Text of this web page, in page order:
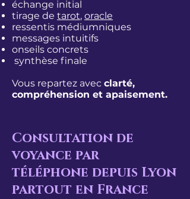
échange initial
tirage de tarot, oracle
ressentis médiumniques
messages intuitifs
onseils concrets
synthèse finale
Vous repartez avec clarté,
compréhension et apaisement.
Consultation de
voyance par
téléphone depuis Lyon
partout en France